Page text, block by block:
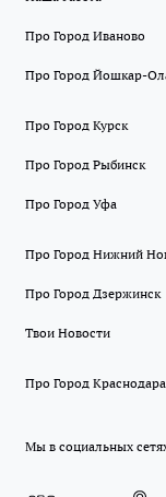
Про Город Иваново
Про Город Йошкар-
Про Город Курск
Про Город Рыбинск
Про Город Уфа
Про Город Нижний
Про Город Дзержинск
Твои Новости
Про Город Краснодара
Мы в социальных